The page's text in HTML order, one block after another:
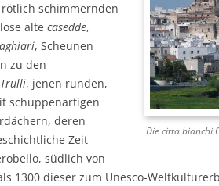
Die citta bianchi
schimmernden
alte casedde,
, Scheunen
zu den
Trulli, jenen runden,
schuppenartigen
deren
Zeit
südlich von
1300 dieser zum Unesco-